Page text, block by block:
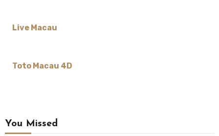
Live Macau
Toto Macau 4D
You Missed